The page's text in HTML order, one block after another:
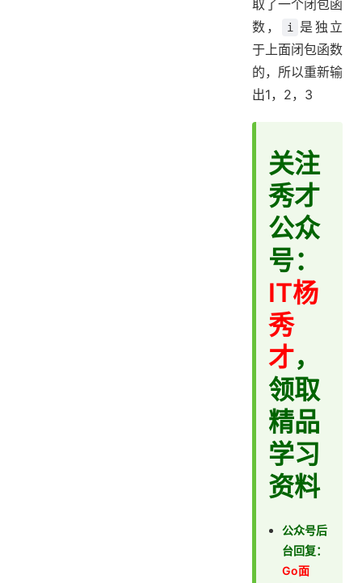
取了一个闭包函
数，
i
是独立
于上面闭包函数
的，所以重新输
出1，2，3
关注
秀才
公众
号：
IT杨
秀
才，
领取
精品
学习
资料
公众号后
台回复：
Go面